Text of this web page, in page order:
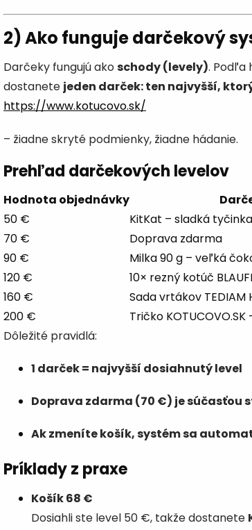
2) Ako funguje darčekový
Darčeky fungujú akoschody (levely). Podľa
dostanete jeden darček: ten najvyšší,
https://www.kotucovo.sk/
– žiadne skryté podmienky, žiadne hádanie.
Prehľad darčekových levelov
Hodnota objednávky
50 €
KitKat – sladká
70 €
Doprava zdarma
90 €
Milka 90 g – veľká
120 €
10× rezný kotúč
160 €
Sada vrtákov TEDIAM
200 €
Tričko
Dôležité pravidlá:
1 darček = najvyšší dosiahnutý level
Doprava zdarma (70 €) je súčasťou
Ak zmeníte košík, systém sa
Príklady z praxe
Košík 68 €
Dosiahli ste level 50 €, takže dostanete